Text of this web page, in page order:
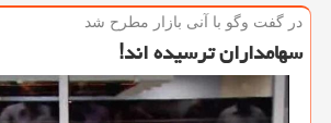
در گفت وگو با آنی بازار مطرح شد
سهامداران ترسیده اند!